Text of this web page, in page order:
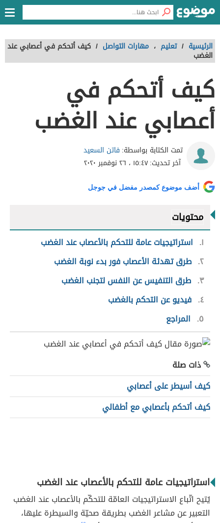
الرئيسية / تعليم ، مهارات التواصل / كيف أتحكم في أعصابي عند
الغضب
كيف أتحكم في
أعصابي عند الغضب
تمت الكتابة بواسطة: فاتن السعيد
آخر تحديث:١٥:٤٧ ، ٢٦ نوفمبر ٢٠٢٠
أضف موضوع كمصدر مفضل في جوجل
محتويات
١
استراتيجيات عامة للتحكم بالأعصاب عند الغضب
٢ طرق تهدئة الأعصاب فور بدء نوبة الغضب
٣ طرق التنفيس عن النفس لتجنب الغضب
٤ فيديو عن التحكم بالغضب
٥
المراجع
ذات صلة
كيف أسيطر على أعصابي
كيف أتحكم بأعصابي مع أطفالي
استراتيجيات عامة للتحكم بالأعصاب عند الغضب
يُتيح اتّباع الاستراتيجيات العامّة للتحكّم بالأعصاب عند الغضب
التعبير عن مشاعر الغضب بطريقة صحيّة والسيطرة عليها،